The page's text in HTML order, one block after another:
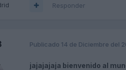
Responder
Publicado 14 de Diciembre del
jajajajaja bienvenido al